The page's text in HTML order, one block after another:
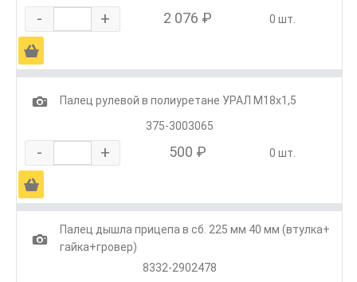
- + 2 076 ₽ 0 шт.
Ä
1
Палец рулевой в полиуретане УРАЛ М18х1,5
375-3003065
- + 500 ₽ 0 шт.
Ä
1
Палец дышла прицепа в сб. 225 мм 40 мм (втулка+
гайка+гровер)
8332-2902478